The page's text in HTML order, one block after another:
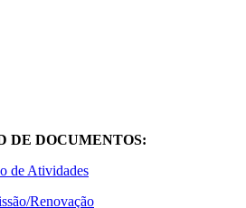
DE DOCUMENTOS:
de Atividades
Renovação